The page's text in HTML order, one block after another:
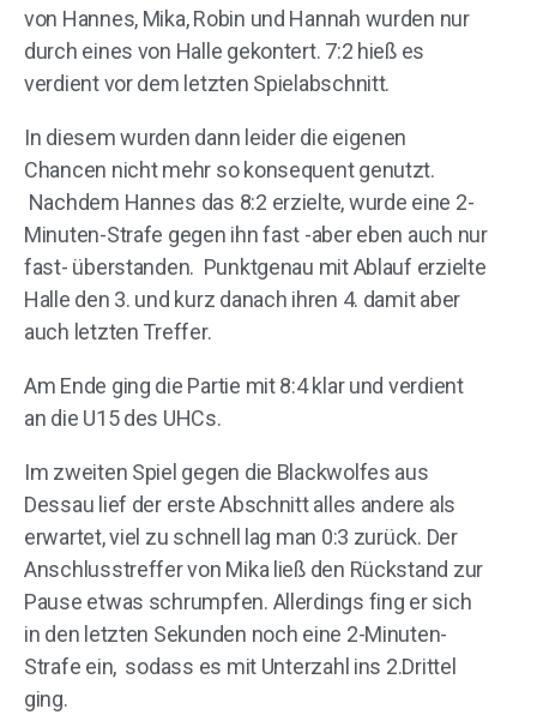
von Hannes, Mika, Robin und Hannah wurden nur
durch eines von Halle gekontert. 7:2 hieß es
verdient vor dem letzten Spielabschnitt.
In diesem wurden dann leider die eigenen
Chancen nicht mehr so konsequent genutzt.
Nachdem Hannes das 8:2 erzielte, wurde eine 2-
Minuten-Strafe gegen ihn fast -aber eben auch nur
fast- überstanden. Punktgenau mit Ablauf erzielte
Halle den 3. und kurz danach ihren 4. damit aber
auch letzten Treffer.
Am Ende ging die Partie mit 8:4 klar und verdient
an die U15 des UHCs.
Im zweiten Spiel gegen die Blackwolfes aus
Dessau lief der erste Abschnitt alles andere als
erwartet, viel zu schnell lag man 0:3 zurück. Der
Anschlusstreffer von Mika ließ den Rückstand zur
Pause etwas schrumpfen. Allerdings fing er sich
in den letzten Sekunden noch eine 2-Minuten-
Strafe ein, sodass es mit Unterzahl ins 2.Drittel
ging.